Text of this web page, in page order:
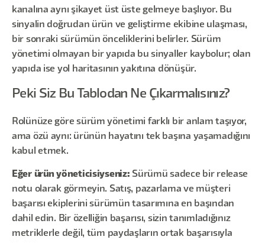
kanalına aynı şikayet üst üste gelmeye başlıyor. Bu
sinyalin doğrudan ürün ve geliştirme ekibine ulaşması,
bir sonraki sürümün önceliklerini belirler. Sürüm
yönetimi olmayan bir yapıda bu sinyaller kaybolur; olan
yapıda ise yol haritasının yakıtına dönüşür.
Peki Siz Bu Tablodan Ne Çıkarmalısınız?
Rolünüze göre sürüm yönetimi farklı bir anlam taşıyor,
ama özü aynı: ürünün hayatını tek başına yaşamadığını
kabul etmek.
Eğer ürün yöneticisiyseniz: Sürümü sadece bir release
notu olarak görmeyin. Satış, pazarlama ve müşteri
başarısı ekiplerini sürümün tasarımına en başından
dahil edin. Bir özelliğin başarısı, sizin tanımladığınız
metriklerle değil, tüm paydaşların ortak başarısıyla